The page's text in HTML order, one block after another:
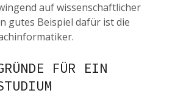
auf wissenschaftlicher
gutes Beispiel dafür ist die
FÜR EIN